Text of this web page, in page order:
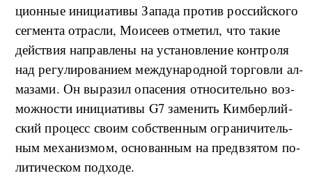
ци­он­ные ини­ци­а­ти­вы За­па­да про­тив рос­сий­ско­го
се­г­мен­та от­рас­ли, Мо­и­се­ев от­ме­тил, что та­кие
дей­ствия на­прав­ле­ны на уста­но­в­ле­ние кон­тро­ля
над ре­гу­ли­ро­ва­ни­ем ме­ж­ду­на­род­ной тор­го­в­ли ал­
ма­за­ми. Он вы­ра­зил опа­се­ния от­но­си­тель­но воз­
мо­ж­но­сти ини­ци­а­ти­вы G7 за­ме­нить Ки­м­бер­лий­
ский про­цесс сво­им соб­ствен­ным огра­ни­чи­тель­
ным ме­ха­низ­мом, ос­но­ван­ным на пред­взя­том по­
ли­ти­че­ском под­хо­де.